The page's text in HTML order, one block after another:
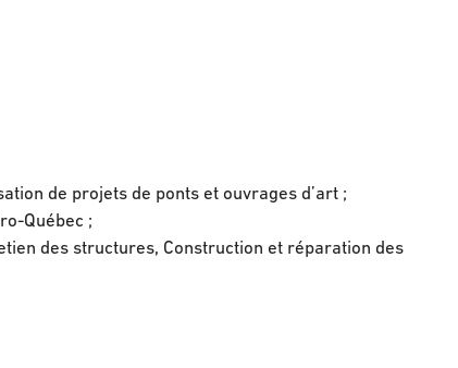
de projets de ponts et ouvrages d’art ;
Québec ;
des structures, Construction et réparation des